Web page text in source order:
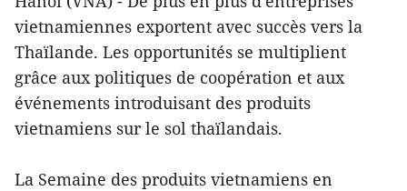
vietnamiennes exportent avec succès vers la
Thaïlande. Les opportunités se multiplient
grâce aux politiques de coopération et aux
événements introduisant des produits
vietnamiens sur le sol thaïlandais.
La Semaine des produits vietnamiens en